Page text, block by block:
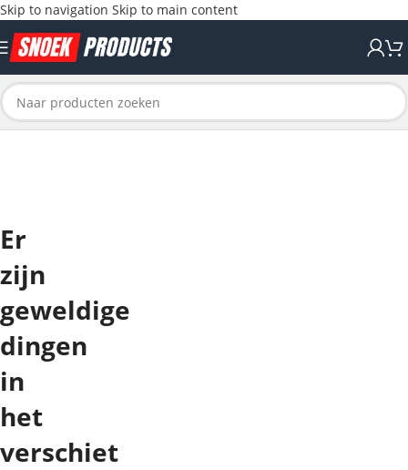
Skip to navigation Skip to main content
Er
zijn
geweldige
dingen
in
het
verschiet